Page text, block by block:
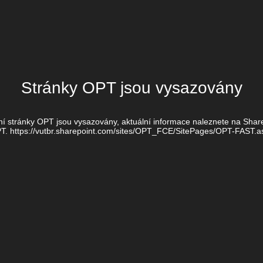
Stránky OPT jsou vysazovány
stránky OPT jsou vysazovány, aktuální informace naleznete na
https://vutbr.sharepoint.com/sites/OPT_FCE/SitePages/OPT-